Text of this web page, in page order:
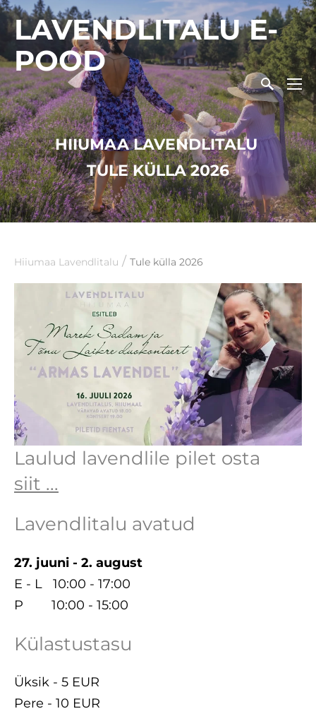
LAVENDLITALU E-
POOD
HIIUMAA LAVENDLITALU
TULE KÜLLA 2026
Hiiumaa Lavendlitalu / Tule külla 2026
Laulud lavendlile pilet osta
siit ...
Lavendlitalu avatud
27. juuni - 2. august
E - L 10:00 - 17:00
P 10:00 - 15:00
Külastustasu
Üksik - 5 EUR
Pere - 10 EUR